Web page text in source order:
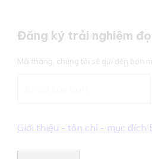
Đăng ký trải nghiệm
Mỗi tháng, chúng tôi sẽ gửi đến bạn
Giới thiệu - tôn chỉ - mục đích